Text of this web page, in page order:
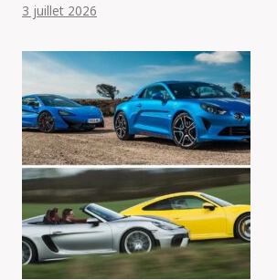
3 juillet 2026